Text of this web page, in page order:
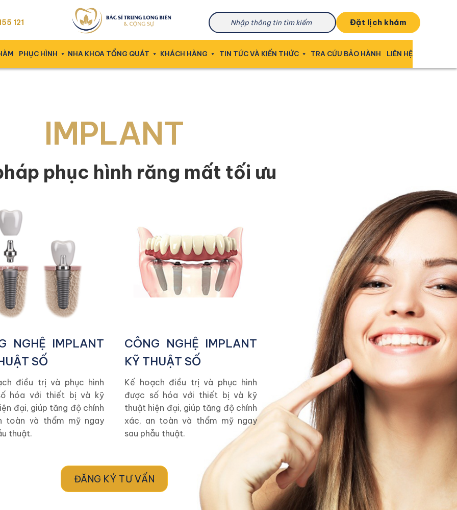
121 đặt lịch khám
PHỤC HÌNH NHA KHOA TỔNG QUÁT KHÁCH HÀNG TIN TỨC VÀ KIẾN THỨC TRA CỨU BẢO HÀNH LIÊN HỆ
IMPLANT
phục hình răng mất tối ưu
NGHỆ IMPLANT
SỐ
điều trị và phục hình
hóa với thiết bị và kỹ
đại, giúp tăng độ chính
toàn và thẩm mỹ ngay
thuật.
CÔNG NGHỆ IMPLANT
KỸ THUẬT SỐ
Kế hoạch điều trị và phục hình
được số hóa với thiết bị và kỹ
thuật hiện đại, giúp tăng độ chính
xác, an toàn và thẩm mỹ ngay
sau phẫu thuật.
ĐĂNG KÝ TƯ VẤN